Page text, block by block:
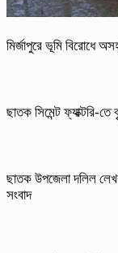
মির্জাপুরে ভূমি বিরোধে
ছাতক সিমেন্ট ফ্যাক্টরি-
ছাতক উপজেলা দলিল লেখক
সংবাদ